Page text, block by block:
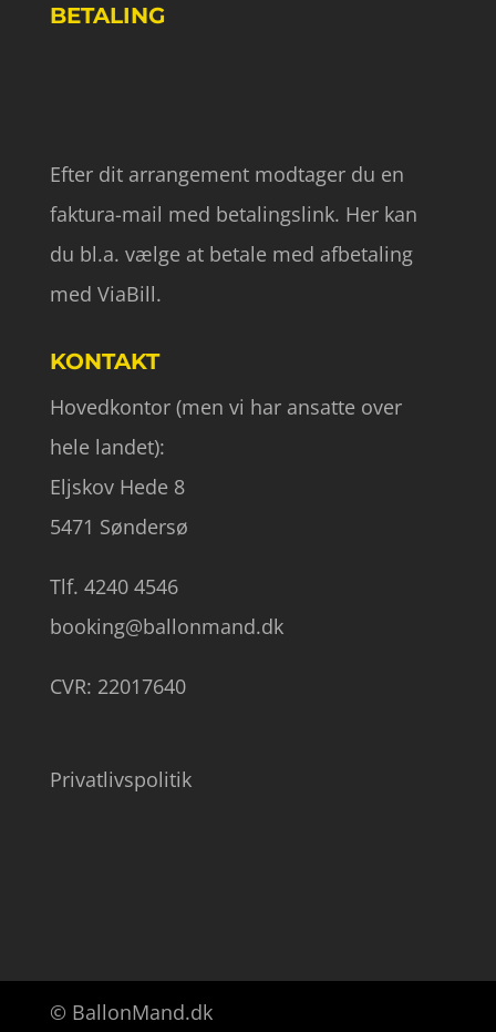
BETALING
Efter dit arrangement modtager du en
faktura-mail med betalingslink. Her kan
du bl.a. vælge at betale med afbetaling
med ViaBill.
KONTAKT
Hovedkontor (men vi har ansatte over
hele landet):
Eljskov Hede 8
5471 Søndersø
Tlf. 4240 4546
booking@ballonmand.dk
CVR: 22017640
Privatlivspolitik
© BallonMand.dk